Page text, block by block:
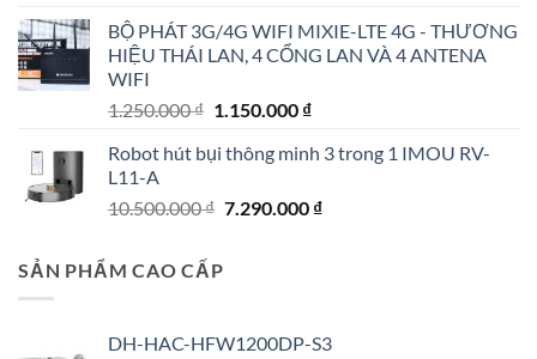
là:
8.900.000 ₫.
tại
là:
BỘ PHÁT 3G/4G WIFI MIXIE-LTE 4G - THƯƠNG
HIỆU THÁI LAN, 4 CỔNG LAN VÀ 4 ANTENA
WIFI
1.250.000₫ Giá
là:
1.150.000 ₫Giá
tại
1.150.000 ₫.
Robot hút bụi thông minh 3 trong 1 IMOU RV-
L11-A
10.500.000₫ Giá
7.290.000 ₫Giá
SẢN PHẨM CAO CẤP
DH-HAC-HFW1200DP-S3